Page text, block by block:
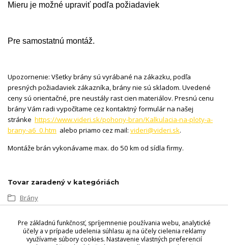
Mieru je možné upraviť podľa požiadaviek
Pre samostatnú montáž.
Upozornenie: Všetky brány sú vyrábané na zákazku, podľa
presných požiadaviek zákazníka, brány nie sú skladom. Uvedené
ceny sú orientačné, pre neustály rast cien materiálov. Presnú cenu
brány Vám radi vypočítame cez kontaktný formulár na našej
stránke https://www.videri.sk/pohony-bran/Kalkulacia-na-ploty-a-
brany-a6_0.htm alebo priamo cez mail: videri@videri.sk.
Montáže brán vykonávame max. do 50 km od sídla firmy.
Tovar zaradený v kategóriách
Brány
Teleskopická koľajnicová
Pre základnú funkčnosť, spríjemnenie používania webu, analytické
účely a v prípade udelenia súhlasu aj na účely cielenia reklamy
využívame súbory cookies. Nastavenie vlastných preferencií